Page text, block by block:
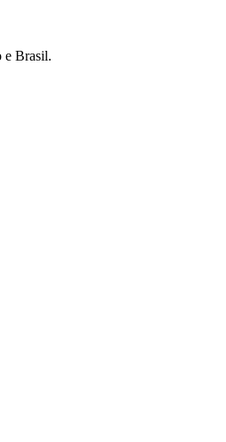
e Brasil.